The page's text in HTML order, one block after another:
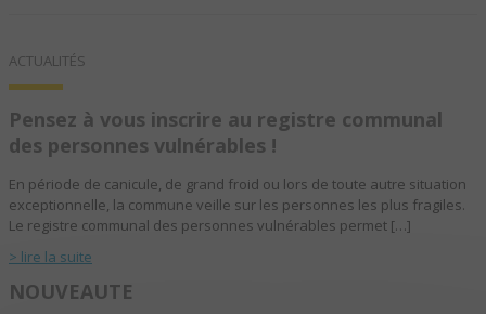
ACTUALITÉS
Pensez à vous inscrire au registre communal
des personnes vulnérables !
En période de canicule, de grand froid ou lors de toute autre situation
exceptionnelle, la commune veille sur les personnes les plus fragiles.
Le registre communal des personnes vulnérables permet […]
> lire la suite
NOUVEAUTE